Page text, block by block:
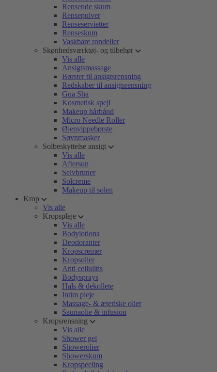
Rensende skum
Rensepulver
Renseservietter
Renseskum
Vaskbare rondeller
Skønhedsværktøj- og tilbehør
Vis alle
Ansigtsmassage
Børster til ansigtsrensning
Redskaber til ansigtsrensning
Gua Sha
Kosmetisk spejl
Makeup hårbånd
Micro Needle Roller
Øjenvippebørste
Søvnmasker
Solbeskyttelse ansigt
Vis alle
Aftersun
Selvbruner
Solcreme
Makeup til solen
Krop
Vis alle
Kropspleje
Vis alle
Bodylotions
Deodoranter
Kropscremer
Kropsolier
Anti cellulitis
Bodysprays
Hals & dekollete
Intim pleje
Massage- & æteriske olier
Saunaolie & infusion
Kropsrensning
Vis alle
Shower gel
Showerolier
Showerskum
Kropspeeling